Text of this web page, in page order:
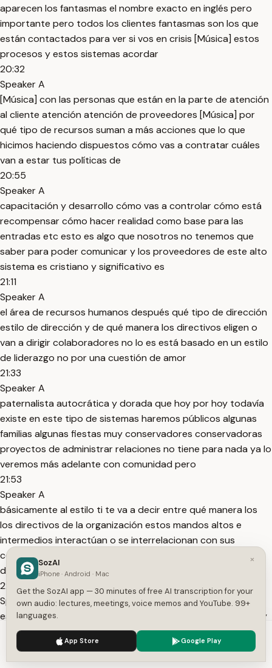
aparecen los fantasmas el nombre exacto en inglés pero
importante pero todos los clientes fantasmas son los que
están contactados para ver si vos en crisis [Música] estos
procesos y estos sistemas acordar
20:32
Speaker A
[Música] con las personas que están en la parte de atención
al cliente atención atención de proveedores [Música] por
qué tipo de recursos suman a más acciones que lo que
hicimos haciendo dispuestos cómo vas a contratar cuáles
van a estar tus políticas de
20:55
Speaker A
capacitación y desarrollo cómo vas a controlar cómo está
recompensar cómo hacer realidad como base para las
entradas etc esto es algo que nosotros no tenemos que
saber para poder comunicar y los proveedores de este alto
sistema es cristiano y significativo es
21:11
Speaker A
el área de recursos humanos después qué tipo de dirección
estilo de dirección y de qué manera los directivos eligen o
van a dirigir colaboradores no lo es está basado en un estilo
de liderazgo no por una cuestión de amor
21:33
Speaker A
paternalista autocrática y dorada que hoy por hoy todavía
existe en este tipo de sistemas haremos públicos algunas
familias algunas fiestas muy conservadores conservadoras
proyectos de administrar relaciones no tiene para nada ya lo
veremos más adelante con comunidad pero
21:53
Speaker A
básicamente al estilo ti te va a decir entre qué manera los
los directivos de la organización estos mandos altos e
intermedios interactúan o se interrelacionan con sus
colaboradores que son los empleados de acuerdo y
después los sistemas de participación
22:12
Speaker A
es la manera en que la organización reconoce importancia y
facilitan la participación de los generales siempre estamos
atravesado por último el curso iba a dar para qué hacemos
referente en el sistema de participación ciudadana frutas a
We use cookies to enhance your experience.
×
SozAI
iPhone · Android · Mac
Get the SozAI app — 30 minutes of free AI transcription for your
own audio: lectures, meetings, voice memos and YouTube. 99+
languages.
App Store Google Play